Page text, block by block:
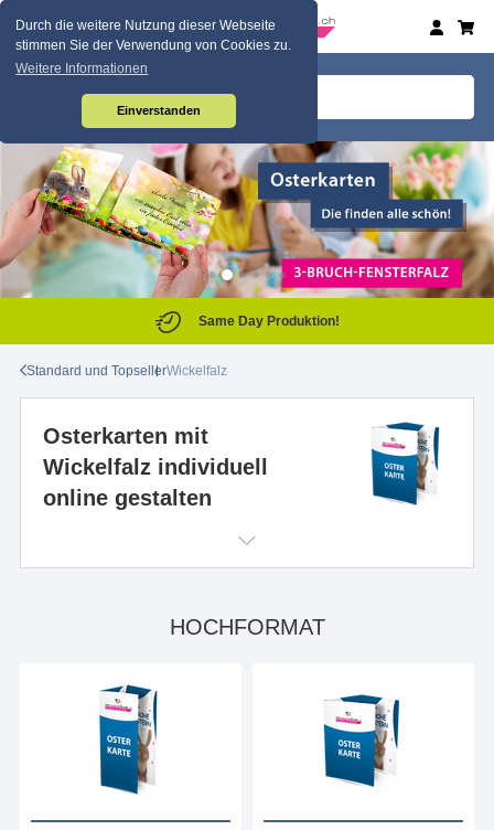
Durch die weitere Nutzung dieser Webseite
stimmen Sie der Verwendung von Cookies zu.
Weitere Informationen
Einverstanden
Same Day Produktion!
Standard und TopsellerWickelfalz
Osterkarten mit
Wickelfalz individuell
online gestalten
HOCHFORMAT